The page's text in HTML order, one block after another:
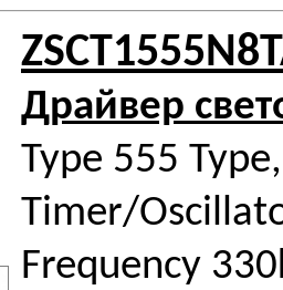
Драйвер
Type 555 Type,
Timer/
Frequency